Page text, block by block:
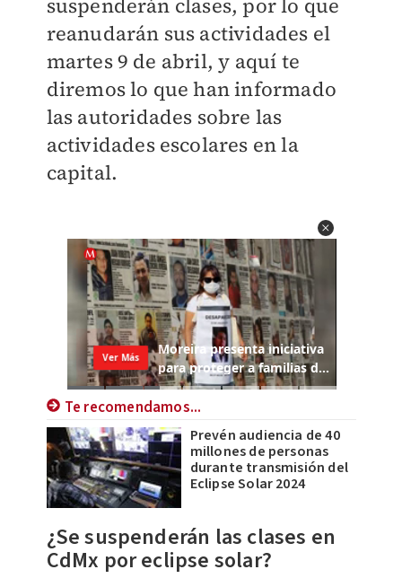
suspenderán clases, por lo que
reanudarán sus actividades el
martes 9 de abril, y aquí te
diremos lo que han informado
las autoridades sobre las
actividades escolares en la
capital.
Te recomendamos...
Prevén audiencia de 40
millones de personas
durante transmisión del
Eclipse Solar 2024
¿Se suspenderán las clases en
CdMx por eclipse solar?